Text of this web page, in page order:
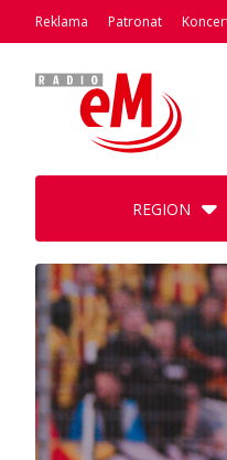
Reklama Patronat
REGION